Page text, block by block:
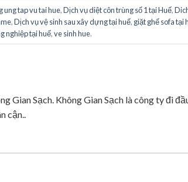
ung tap vu tai hue,Dịch vụ diệt côn trùng số 1 tại Huế,
,Dịch vụ vệ sinh sau xây dựng tại huế, giặt ghế sofa tại
nghiệp tại huế,ve sinh hue.
Gian Sạch. Không Gian Sạch là công ty đi
cận..